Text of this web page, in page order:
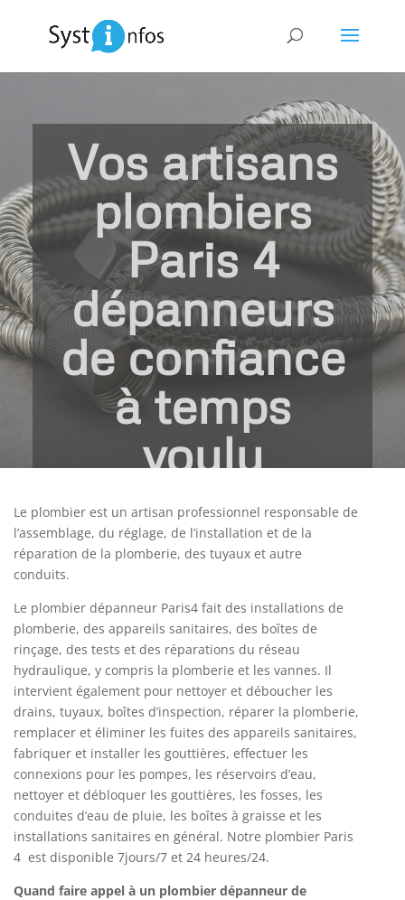
Vos artisans
plombiers
Paris 4
dépanneurs
de confiance
à temps
voulu
Le plombier est un artisan professionnel responsable de
l’assemblage, du réglage, de l’installation et de la
réparation de la plomberie, des tuyaux et autre
conduits.
Le plombier dépanneur Paris4 fait des installations de
plomberie, des appareils sanitaires, des boîtes de
rinçage, des tests et des réparations du réseau
hydraulique, y compris la plomberie et les vannes. Il
intervient également pour nettoyer et déboucher les
drains, tuyaux, boîtes d’inspection, réparer la plomberie,
remplacer et éliminer les fuites des appareils sanitaires,
fabriquer et installer les gouttières, effectuer les
connexions pour les pompes, les réservoirs d’eau,
nettoyer et débloquer les gouttières, les fosses, les
conduites d’eau de pluie, les boîtes à graisse et les
installations sanitaires en général. Notre plombier Paris
4 est disponible 7jours/7 et 24 heures/24.
Quand faire appel à un plombier dépanneur de